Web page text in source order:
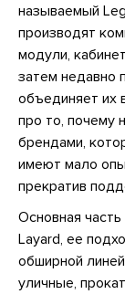
называемый
производят
модули,
затем недавно
объединяет их
про то, почему
брендами,
имеют мало
прекратив
Основная
Layard, ее
обширной
уличные,